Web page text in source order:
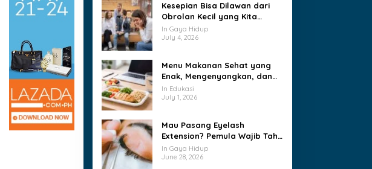
Kesepian Bisa Dilawan dari
Obrolan Kecil yang Kita
Lakukan Tiap Hari
In Gaya Hidup
July 4, 2026
Menu Makanan Sehat yang
Enak, Mengenyangkan, dan
Mudah Diterapkan Setiap
Hari
In Edukasi
July 1, 2026
Mau Pasang Eyelash
Extension? Pemula Wajib Tahu
Sebelum ke Salon
In Gaya Hidup
June 28, 2026